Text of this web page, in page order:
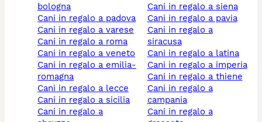
bologna
cani in regalo a padova
cani in regalo a varese
cani in regalo a roma
cani in regalo a veneto
cani in regalo a emilia-
romagna
cani in regalo a lecce
cani in regalo a sicilia
cani in regalo a
cani in regalo a siena
cani in regalo a pavia
cani in regalo a
siracusa
cani in regalo a latina
cani in regalo a imperia
cani in regalo a thiene
cani in regalo a
campania
cani in regalo a